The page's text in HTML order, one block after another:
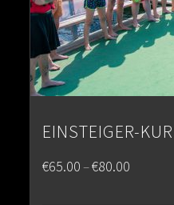
EINSTEIGER-
€65.00–€80.00